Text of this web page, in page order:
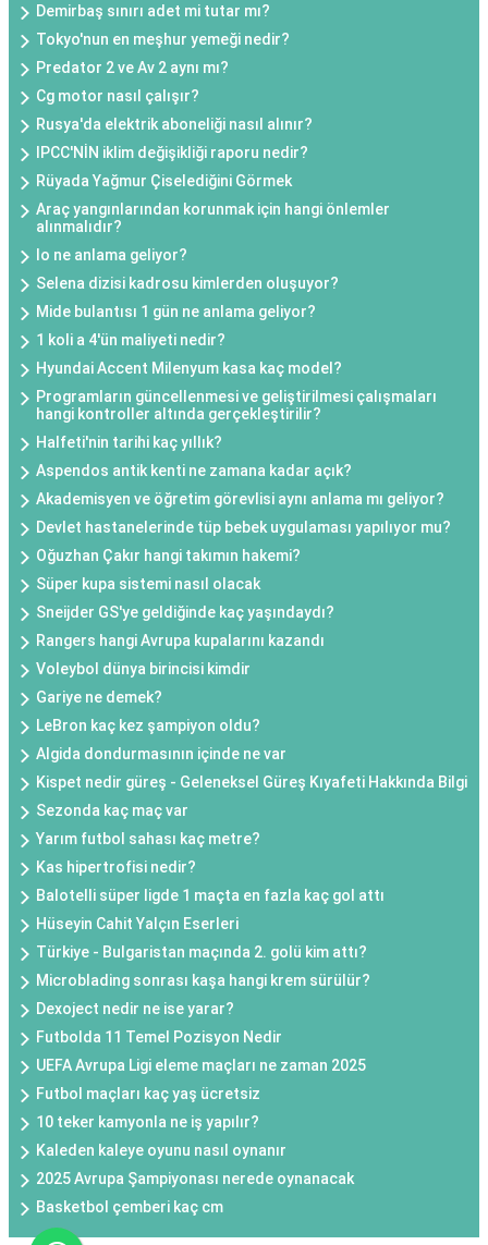
Demirbaş sınırı adet mi tutar mı?
Tokyo'nun en meşhur yemeği nedir?
Predator 2 ve Av 2 aynı mı?
Cg motor nasıl çalışır?
Rusya'da elektrik aboneliği nasıl alınır?
IPCC'NİN iklim değişikliği raporu nedir?
Rüyada Yağmur Çiselediğini Görmek
Araç yangınlarından korunmak için hangi önlemler
alınmalıdır?
Io ne anlama geliyor?
Selena dizisi kadrosu kimlerden oluşuyor?
Mide bulantısı 1 gün ne anlama geliyor?
1 koli a 4'ün maliyeti nedir?
Hyundai Accent Milenyum kasa kaç model?
Programların güncellenmesi ve geliştirilmesi çalışmaları
hangi kontroller altında gerçekleştirilir?
Halfeti'nin tarihi kaç yıllık?
Aspendos antik kenti ne zamana kadar açık?
Akademisyen ve öğretim görevlisi aynı anlama mı geliyor?
Devlet hastanelerinde tüp bebek uygulaması yapılıyor mu?
Oğuzhan Çakır hangi takımın hakemi?
Süper kupa sistemi nasıl olacak
Sneijder GS'ye geldiğinde kaç yaşındaydı?
Rangers hangi Avrupa kupalarını kazandı
Voleybol dünya birincisi kimdir
Gariye ne demek?
LeBron kaç kez şampiyon oldu?
Algida dondurmasının içinde ne var
Kispet nedir güreş - Geleneksel Güreş Kıyafeti Hakkında Bilgi
Sezonda kaç maç var
Yarım futbol sahası kaç metre?
Kas hipertrofisi nedir?
Balotelli süper ligde 1 maçta en fazla kaç gol attı
Hüseyin Cahit Yalçın Eserleri
Türkiye - Bulgaristan maçında 2. golü kim attı?
Microblading sonrası kaşa hangi krem sürülür?
Dexoject nedir ne ise yarar?
Futbolda 11 Temel Pozisyon Nedir
UEFA Avrupa Ligi eleme maçları ne zaman 2025
Futbol maçları kaç yaş ücretsiz
10 teker kamyonla ne iş yapılır?
Kaleden kaleye oyunu nasıl oynanır
2025 Avrupa Şampiyonası nerede oynanacak
Basketbol çemberi kaç cm